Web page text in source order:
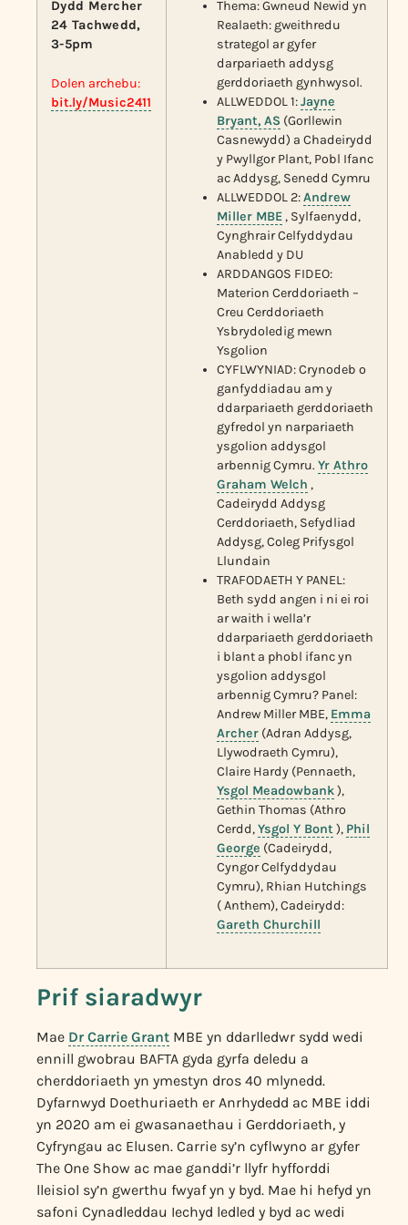
Dydd Mercher
24 Tachwedd,
3-5pm
Dolen archebu:
bit.ly/Music2411
Thema: Gwneud Newid yn
Realaeth: gweithredu
strategol ar gyfer
darpariaeth addysg
gerddoriaeth gynhwysol.
ALLWEDDOL 1:Jayne
Bryant, AS (Gorllewin
Casnewydd) a Chadeirydd
y Pwyllgor Plant, Pobl Ifanc
ac Addysg, Senedd Cymru
ALLWEDDOL 2:Andrew
Miller MBE, Sylfaenydd,
Cynghrair Celfyddydau
Anabledd y DU
ARDDANGOS FIDEO:
Materion Cerddoriaeth –
Creu Cerddoriaeth
Ysbrydoledig mewn
Ysgolion
CYFLWYNIAD: Crynodeb o
ganfyddiadau am y
ddarpariaeth gerddoriaeth
gyfredol yn narpariaeth
ysgolion addysgol
arbennig Cymru. Yr Athro
Graham Welch ,
Cadeirydd Addysg
Cerddoriaeth, Sefydliad
Addysg, Coleg Prifysgol
Llundain
TRAFODAETH Y PANEL:
Beth sydd angen i ni ei roi
ar waith i wella’r
ddarpariaeth gerddoriaeth
i blant a phobl ifanc yn
ysgolion addysgol
arbennig Cymru? Panel:
Andrew Miller MBE, Emma
Archer (Adran Addysg,
Llywodraeth Cymru),
Claire Hardy (Pennaeth,
Ysgol Meadowbank),
Gethin Thomas (Athro
Cerdd,Ysgol Y Bont), Phil
George (Cadeirydd,
Cyngor Celfyddydau
Cymru), Rhian Hutchings
( Anthem), Cadeirydd:
Gareth Churchill
Prif siaradwyr
Mae Dr Carrie Grant MBE yn ddarlledwr sydd wedi
ennill gwobrau BAFTA gyda gyrfa deledu a
cherddoriaeth yn ymestyn dros 40 mlynedd.
Dyfarnwyd Doethuriaeth er Anrhydedd ac MBE iddi
yn 2020 am ei gwasanaethau i Gerddoriaeth, y
Cyfryngau ac Elusen. Carrie sy’n cyflwyno ar gyfer
The One Show ac mae ganddi’r llyfr hyfforddi
lleisiol sy’n gwerthu fwyaf yn y byd. Mae hi hefyd yn
safoni Cynadleddau Iechyd ledled y byd ac wedi